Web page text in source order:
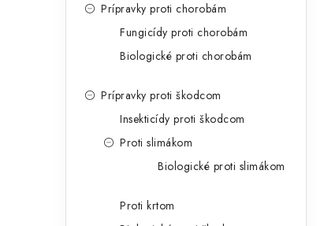
Prípravky proti chorobám
Fungicídy proti chorobám
Biologické proti chorobám
Prípravky proti škodcom
Insekticídy proti škodcom
Proti slimákom
Biologické proti slimákom
Proti krtom